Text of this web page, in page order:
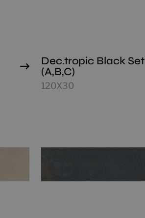
Dec.tropic Black Set
(A,B,C)
120X30